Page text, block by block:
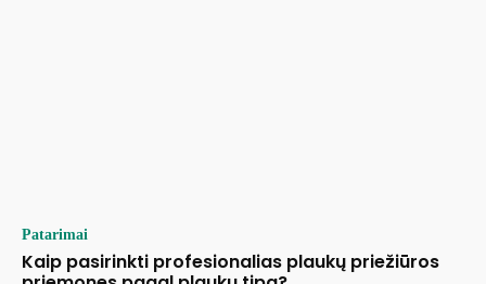
Patarimai
Kaip pasirinkti profesionalias plaukų priežiūros